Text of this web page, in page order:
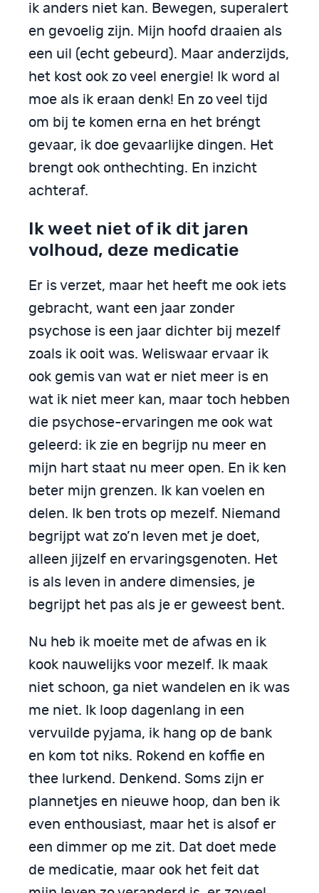
ik anders niet kan. Bewegen, superalert
en gevoelig zijn. Mijn hoofd draaien als
een uil (echt gebeurd). Maar anderzijds,
het kost ook zo veel energie! Ik word al
moe als ik eraan denk! En zo veel tijd
om bij te komen erna en het bréngt
gevaar, ik doe gevaarlijke dingen. Het
brengt ook onthechting. En inzicht
achteraf.
Ik weet niet of ik dit jaren
volhoud, deze medicatie
Er is verzet, maar het heeft me ook iets
gebracht, want een jaar zonder
psychose is een jaar dichter bij mezelf
zoals ik ooit was. Weliswaar ervaar ik
ook gemis van wat er niet meer is en
wat ik niet meer kan, maar toch hebben
die psychose-ervaringen me ook wat
geleerd: ik zie en begrijp nu meer en
mijn hart staat nu meer open. En ik ken
beter mijn grenzen. Ik kan voelen en
delen. Ik ben trots op mezelf. Niemand
begrijpt wat zo’n leven met je doet,
alleen jijzelf en ervaringsgenoten. Het
is als leven in andere dimensies, je
begrijpt het pas als je er geweest bent.
Nu heb ik moeite met de afwas en ik
kook nauwelijks voor mezelf. Ik maak
niet schoon, ga niet wandelen en ik was
me niet. Ik loop dagenlang in een
vervuilde pyjama, ik hang op de bank
en kom tot niks. Rokend en koffie en
thee lurkend. Denkend. Soms zijn er
plannetjes en nieuwe hoop, dan ben ik
even enthousiast, maar het is alsof er
een dimmer op me zit. Dat doet mede
de medicatie, maar ook het feit dat